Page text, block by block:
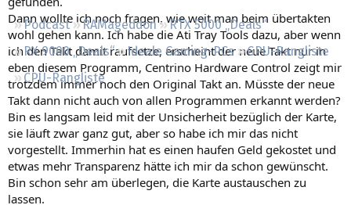
Podcast RAMageddon
RTX 5000 „Deals“
RX 9000 „Deals“
Ideale Gaming-PCs
GPU-Rangliste
CPU-Rangliste
Dann wollte ich noch fragen, wie weit man beim übertakten
wohl gehen kann. Ich habe die Ati Tray Tools dazu, aber wenn
ich den Takt damit raufsetze, erscheint der neue Takt nur in
eben diesem Programm, Centrino Hardware Control zeigt mir
trotzdem immer noch den Original Takt an. Müsste der neue
Takt dann nicht auch von allen Programmen erkannt werden?
Bin es langsam leid mit der Unsicherheit bezüglich der Karte,
sie läuft zwar ganz gut, aber so habe ich mir das nicht
vorgestellt. Immerhin hat es einen haufen Geld gekostet und
etwas mehr Transparenz hätte ich mir da schon gewünscht.
Bin schon sehr am überlegen, die Karte austauschen zu
lassen.